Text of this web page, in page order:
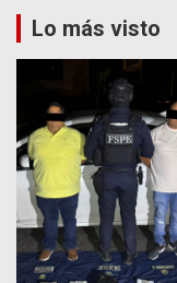
Lo más visto